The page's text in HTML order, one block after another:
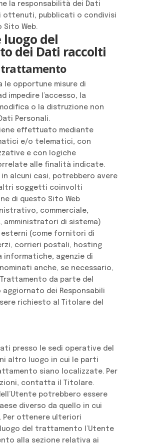
la responsabilità dei Dati
ottenuti, pubblicati o condivisi
Sito Web.
luogo del
dei Dati raccolti
le opportune misure di
impedire l’accesso, la
o la distruzione non
Personali.
effettuato mediante
e/o telematici, con
e con logiche
alle finalità indicate.
alcuni casi, potrebbero avere
soggetti coinvolti
di questo Sito Web
commerciale,
amministratori di sistema)
(come fornitori di
corrieri postali, hosting
informatiche, agenzie di
anche, se necessario,
da parte del
aggiornato dei Responsabili
richiesto al Titolare del
presso le sedi operative del
altro luogo in cui le parti
siano localizzate. Per
contatta il Titolare.
potrebbero essere
diverso da quello in cui
Per ottenere ulteriori
del trattamento l’Utente
alla sezione relativa ai